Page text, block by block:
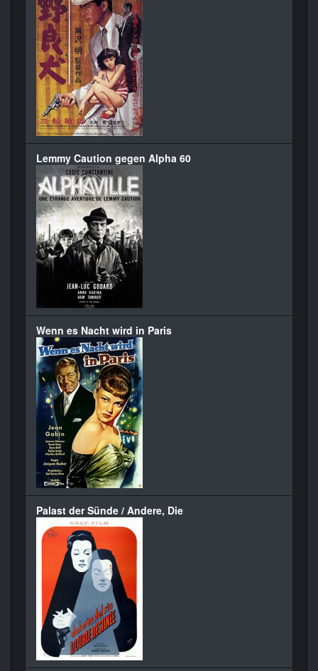
Lemmy Caution gegen Alpha 60
Wenn es Nacht wird in Paris
Palast der Sünde / Andere, Die